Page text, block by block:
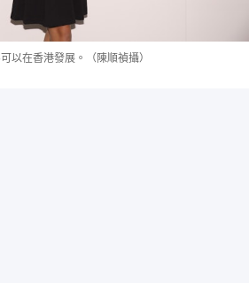
以在香港發展。（陳順禎攝）